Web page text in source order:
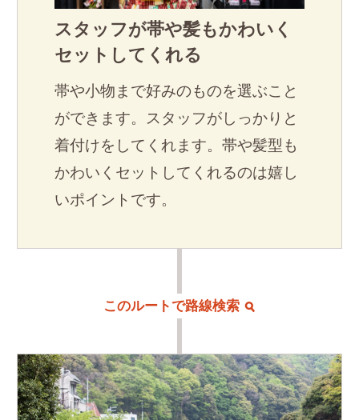
スタッフが帯や髪もかわいく
セットしてくれる
帯や小物まで好みのものを選ぶこと
ができます。スタッフがしっかりと
着付けをしてくれます。帯や髪型も
かわいくセットしてくれるのは嬉し
いポイントです。
このルートで路線検索